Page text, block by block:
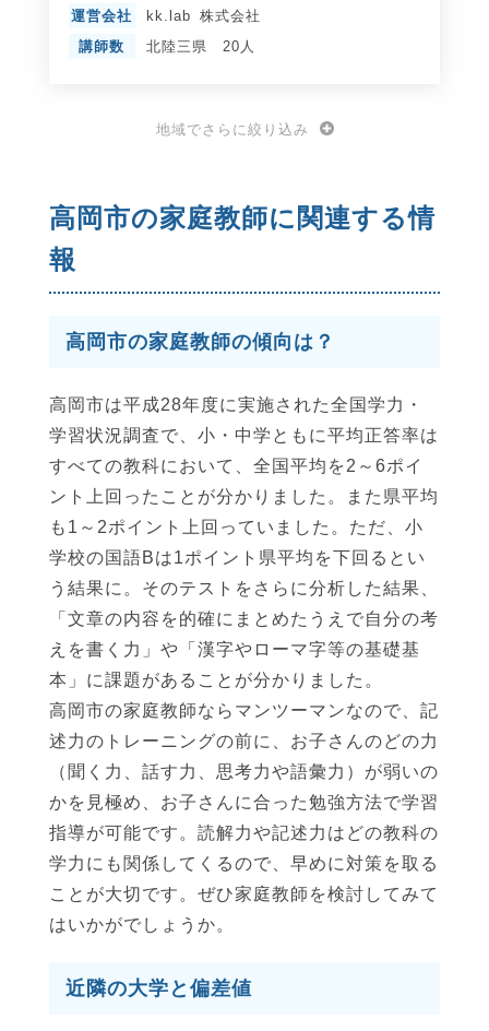
運営会社
kk.lab 株式会社
講師数
北陸三県 20人
地域でさらに絞り込み
高岡市の家庭教師に関連する情
報
高岡市の家庭教師の傾向は？
高岡市は平成28年度に実施された全国学力・
学習状況調査で、小・中学ともに平均正答率は
すべての教科において、全国平均を2～6ポイ
ント上回ったことが分かりました。また県平均
も1～2ポイント上回っていました。ただ、小
学校の国語Bは1ポイント県平均を下回るとい
う結果に。そのテストをさらに分析した結果、
「文章の内容を的確にまとめたうえで自分の考
えを書く力」や「漢字やローマ字等の基礎基
本」に課題があることが分かりました。
高岡市の家庭教師ならマンツーマンなので、記
述力のトレーニングの前に、お子さんのどの力
（聞く力、話す力、思考力や語彙力）が弱いの
かを見極め、お子さんに合った勉強方法で学習
指導が可能です。読解力や記述力はどの教科の
学力にも関係してくるので、早めに対策を取る
ことが大切です。ぜひ家庭教師を検討してみて
はいかがでしょうか。
近隣の大学と偏差値